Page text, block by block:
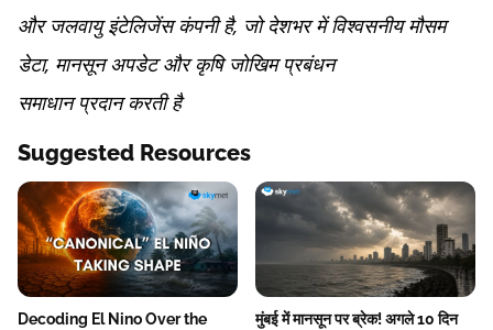
और जलवायु इंटेलिजेंस कंपनी है, जो देशभर में विश्वसनीय मौसम
डेटा, मानसून अपडेट और कृषि जोखिम प्रबंधन
समाधान प्रदान करती है
Suggested Resources
Decoding El Nino Over the
मुंबई में मानसून पर ब्रेक! अगले 10 दिन